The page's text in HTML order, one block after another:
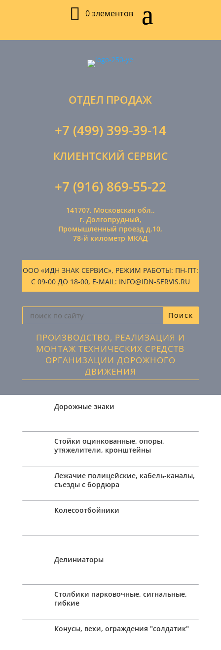
0 элементов
ОТДЕЛ ПРОДАЖ
+7 (499) 399-39-14
КЛИЕНТСКИЙ СЕРВИС
+7 (916) 869-55-22
141707, Московская обл.,
г. Долгопрудный,
Промышленный проезд д.10,
78-й километр МКАД
ООО «ИДН ЗНАК СЕРВИС», РЕЖИМ РАБОТЫ: ПН-ПТ:
С 09-00 ДО 18-00, E-MAIL: INFO@IDN-SERVIS.RU
ПРОИЗВОДСТВО, РЕАЛИЗАЦИЯ И
МОНТАЖ ТЕХНИЧЕСКИХ СРЕДСТВ
ОРГАНИЗАЦИИ ДОРОЖНОГО
ДВИЖЕНИЯ
Дорожные знаки
Стойки оцинкованные, опоры,
утяжелители, кронштейны
Лежачие полицейские, кабель-каналы,
съезды с бордюра
Колесоотбойники
Делиниаторы
Столбики парковочные, сигнальные,
гибкие
Конусы, вехи, ограждения "солдатик"